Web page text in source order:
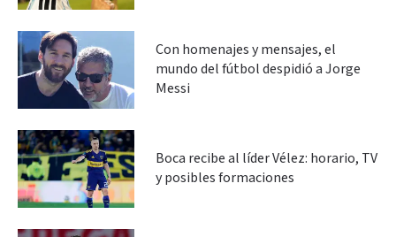
Con homenajes y mensajes, el
mundo del fútbol despidió a Jorge
Messi
Boca recibe al líder Vélez: horario, TV
y posibles formaciones